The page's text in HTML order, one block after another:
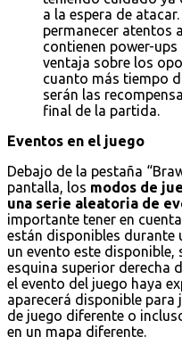
a la espera de
permanecer atentos
contienen power-
ventaja sobre los
cuanto más tiempo
serán las
final de la partida.
Eventos en el juego
Debajo de la pestaña
pantalla, los modos de
una serie aleatoria de
importante tener en
están disponibles durante
un evento este disponible,
esquina superior derecha
el evento del juego haya
aparecerá disponible
de juego diferente o
en un mapa diferente.